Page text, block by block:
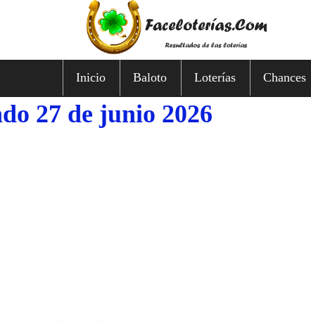
Inicio Baloto Loterías Chances
27 de junio 2026